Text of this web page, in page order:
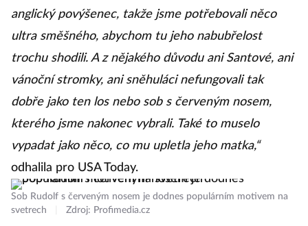
anglický povýšenec, takže jsme potřebovali něco
ultra směšného, ​​abychom tu jeho nabubřelost
trochu shodili. A z nějakého důvodu ani Santové, ani
vánoční stromky, ani sněhuláci nefungovali tak
dobře jako ten los nebo sob s červeným nosem,
kterého jsme nakonec vybrali. Také to muselo
vypadat jako něco, co mu upletla jeho matka,“
odhalila pro USA Today.
Sob Rudolf s červeným nosem je dodnes populárním motivem na
svetrech
Zdroj: Profimedia.cz